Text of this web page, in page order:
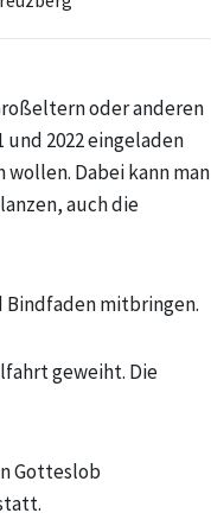
oder anderen
2022 eingeladen
Dabei kann man
auch die
mitbringen.
geweiht. Die
Gotteslob